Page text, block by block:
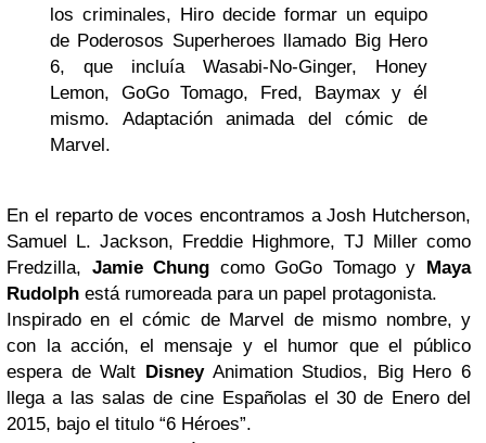
los criminales, Hiro decide formar un equipo
de Poderosos Superheroes llamado Big Hero
6, que incluía Wasabi-No-Ginger, Honey
Lemon, GoGo Tomago, Fred, Baymax y él
mismo. Adaptación animada del cómic de
Marvel.
En el reparto de voces encontramos a Josh Hutcherson,
Samuel L. Jackson, Freddie Highmore, TJ Miller como
Fredzilla, Jamie Chung como GoGo Tomago y Maya
Rudolph está rumoreada para un papel protagonista.
Inspirado en el cómic de Marvel de mismo nombre, y
con la acción, el mensaje y el humor que el público
espera de Walt DisneyAnimation Studios, Big Hero 6
llega a las salas de cine Españolas el 30 de Enero del
2015, bajo el titulo “6 Héroes”.